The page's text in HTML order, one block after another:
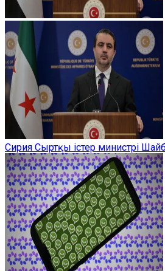
Сирия Сыртқы істер министрі